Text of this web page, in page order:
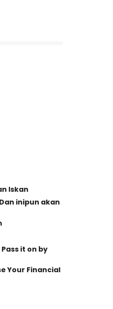
Iskan
inipun akan
it on by
Your Financial